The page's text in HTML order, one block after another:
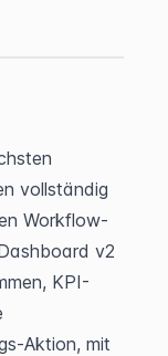
vollständig
Workflow-
v2
KPI-
Aktion, mit